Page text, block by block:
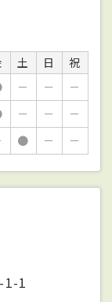
土 日
祝
－ －
－
－ －
－
● － －
1-1